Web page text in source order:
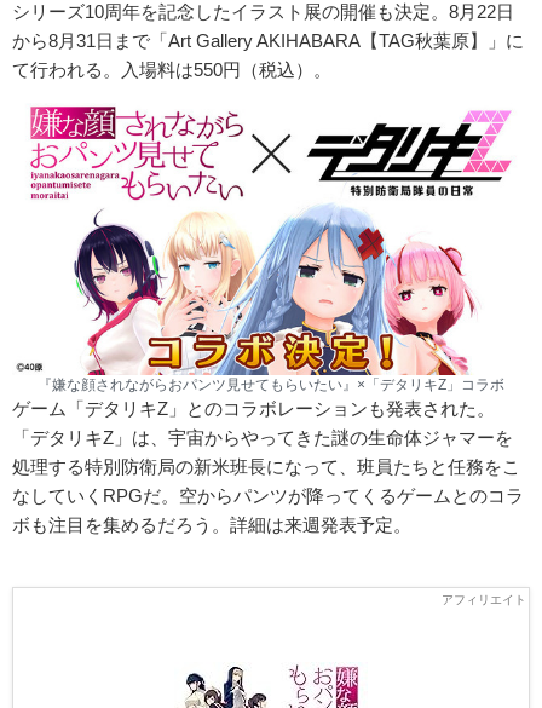
シリーズ10周年を記念したイラスト展の開催も決定。8月22日
から8月31日まで「Art Gallery AKIHABARA【TAG秋葉原】」に
て行われる。入場料は550円（税込）。
『嫌な顔されながらおパンツ見せてもらいたい』×「デタリキZ」コラボ
ゲーム「デタリキZ」とのコラボレーションも発表された。
「デタリキZ」は、宇宙からやってきた謎の生命体ジャマーを
処理する特別防衛局の新米班長になって、班員たちと任務をこ
なしていくRPGだ。空からパンツが降ってくるゲームとのコラ
ボも注目を集めるだろう。詳細は来週発表予定。